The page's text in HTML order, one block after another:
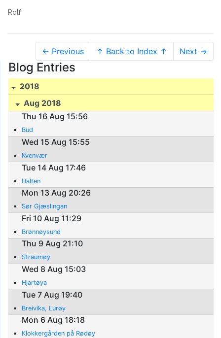
Rolf
← Previous ↑ Back to Index ↑ Next →
Blog Entries
2018
Aug 2018
Thu 16 Aug 15:56
Bud
Wed 15 Aug 15:55
Kvenvær
Tue 14 Aug 17:46
Halten
Mon 13 Aug 20:26
Sør Gjæslingan
Fri 10 Aug 11:29
Brønnøysund
Thu 9 Aug 21:10
Straumøy
Wed 8 Aug 15:03
Hjartøya
Tue 7 Aug 19:40
Breivika, Lurøy
Mon 6 Aug 18:18
Klokkergården på Rødøy